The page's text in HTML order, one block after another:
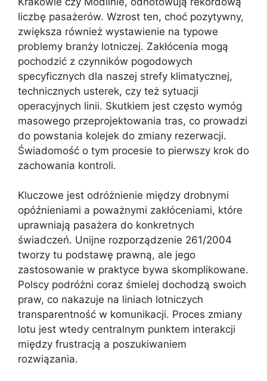
liczbę pasażerów. Wzrost ten, choć pozytywny,
zwiększa również wystawienie na typowe
problemy branży lotniczej. Zakłócenia mogą
pochodzić z czynników pogodowych
specyficznych dla naszej strefy klimatycznej,
technicznych usterek, czy też sytuacji
operacyjnych linii. Skutkiem jest często wymóg
masowego przeprojektowania tras, co prowadzi
do powstania kolejek do zmiany rezerwacji.
Świadomość o tym procesie to pierwszy krok do
zachowania kontroli.
Kluczowe jest odróżnienie między drobnymi
opóźnieniami a poważnymi zakłóceniami, które
uprawniają pasażera do konkretnych
świadczeń. Unijne rozporządzenie 261/2004
tworzy tu podstawę prawną, ale jego
zastosowanie w praktyce bywa skomplikowane.
Polscy podróżni coraz śmielej dochodzą swoich
praw, co nakazuje na liniach lotniczych
transparentność w komunikacji. Proces zmiany
lotu jest wtedy centralnym punktem interakcji
między frustracją a poszukiwaniem
rozwiązania.